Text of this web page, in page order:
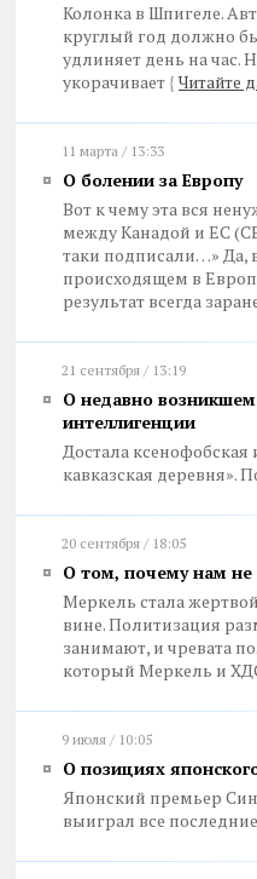
Колонка в Шпигеле.
круглый год должно
удлиняет день на час.
укорачивает { Читайте
11 марта / 13:33
О болении за Европу
Вот к чему эта вся
между Канадой и ЕС
таки подписали…» Да,
происходящем в
результат всегда
21 сентября / 13:19
О недавно
интеллигенции
Достала ксенофобская
кавказская деревня».
20 сентября / 18:05
О том, почему нам
Меркель стала
вине. Политизация
занимают, и чревата
который Меркель и
9 июля / 10:05
О позициях
Японский премьер
выиграл все